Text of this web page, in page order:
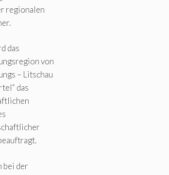
regionalen
das
von
– Litschau
das
bei der